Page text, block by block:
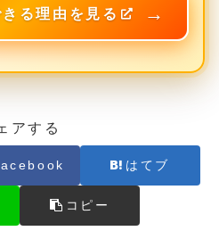
る理由を見る
アする
はてブ
コピー